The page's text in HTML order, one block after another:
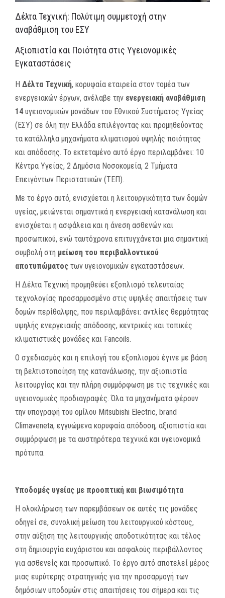
ΕΠΙΚΟΙΝΩΝΙΑ
E-SHOP
Δέλτα Τεχνική: Πολύτιμη συμμετοχή στην
αναβάθμιση του ΕΣΥ
Αξιοπιστία και Ποιότητα στις Υγειονομικές
Εγκαταστάσεις
Η Δέλτα Τεχνική, κορυφαία εταιρεία στον τομέα των
ενεργειακών έργων, ανέλαβε την ενεργειακή αναβάθμιση
14υγειονομικών μονάδων του Εθνικού Συστήματος Υγείας
(ΕΣΥ) σε όλη την Ελλάδα επιλέγοντας και προμηθεύοντας
τα κατάλληλα μηχανήματα κλιματισμού υψηλής ποιότητας
και απόδοσης. Το εκτεταμένο αυτό έργο περιλαμβάνει: 10
Κέντρα Υγείας, 2 Δημόσια Νοσοκομεία, 2 Τμήματα
Επειγόντων Περιστατικών (ΤΕΠ).
Με το έργο αυτό, ενισχύεται η λειτουργικότητα των δομών
υγείας, μειώνεται σημαντικά η ενεργειακή κατανάλωση και
ενισχύεται η ασφάλεια και η άνεση ασθενών και
προσωπικού, ενώ ταυτόχρονα επιτυγχάνεται μια σημαντική
συμβολή στη μείωση του περιβαλλοντικού
αποτυπώματος των υγειονομικών εγκαταστάσεων.
Η Δέλτα Τεχνική προμηθεύει εξοπλισμό τελευταίας
τεχνολογίας προσαρμοσμένο στις υψηλές απαιτήσεις των
δομών περίθαλψης, που περιλαμβάνει: αντλίες θερμότητας
υψηλής ενεργειακής απόδοσης, κεντρικές και τοπικές
κλιματιστικές μονάδες και Fancoils.
Ο σχεδιασμός και η επιλογή του εξοπλισμού έγινε με βάση
τη βελτιστοποίηση της κατανάλωσης, την αξιοπιστία
λειτουργίας και την πλήρη συμμόρφωση με τις τεχνικές και
υγειονομικές προδιαγραφές. Όλα τα μηχανήματα φέρουν
την υπογραφή του ομίλου Mitsubishi Electric, brand
Climaveneta, εγγυώμενα κορυφαία απόδοση, αξιοπιστία και
συμμόρφωση με τα αυστηρότερα τεχνικά και υγειονομικά
πρότυπα.
Υποδομές υγείας με προοπτική και βιωσιμότητα
Η ολοκλήρωση των παρεμβάσεων σε αυτές τις μονάδες
οδηγεί σε, συνολική μείωση του λειτουργικού κόστους,
στην αύξηση της λειτουργικής αποδοτικότητας και τέλος
στη δημιουργία ευχάριστου και ασφαλούς περιβάλλοντος
για ασθενείς και προσωπικό. Το έργο αυτό αποτελεί μέρος
μιας ευρύτερης στρατηγικής για την προσαρμογή των
δημόσιων υποδομών στις απαιτήσεις του σήμερα και τις